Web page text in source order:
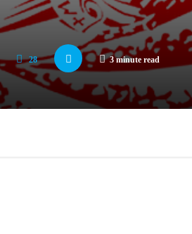
28 3 minute read